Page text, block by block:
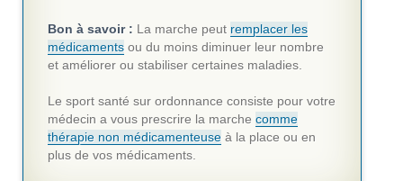
Bon à savoir : La marche peut remplacer les
médicaments ou du moins diminuer leur nombre
et améliorer ou stabiliser certaines maladies.
Le sport santé sur ordonnance consiste pour votre
médecin a vous prescrire la marchecomme
thérapie non médicamenteuse à la place ou en
plus de vos médicaments.